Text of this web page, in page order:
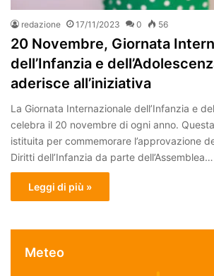
redazione 17/11/2023 0 56
20 Novembre, Giornata
dell’Infanzia e
aderisce all’iniziativa
La Giornata Internazionale dell’Infanzia e
celebra il 20 novembre di ogni anno.
istituita per commemorare l’approvazione
Diritti dell’Infanzia da parte dell’Assemblea…
Leggi di più »
Meteo